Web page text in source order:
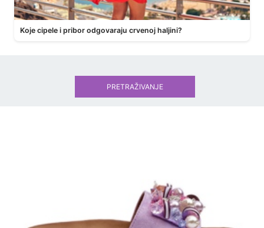
Koje cipele i pribor odgovaraju crvenoj haljini?
PRETRAŽIVANJE